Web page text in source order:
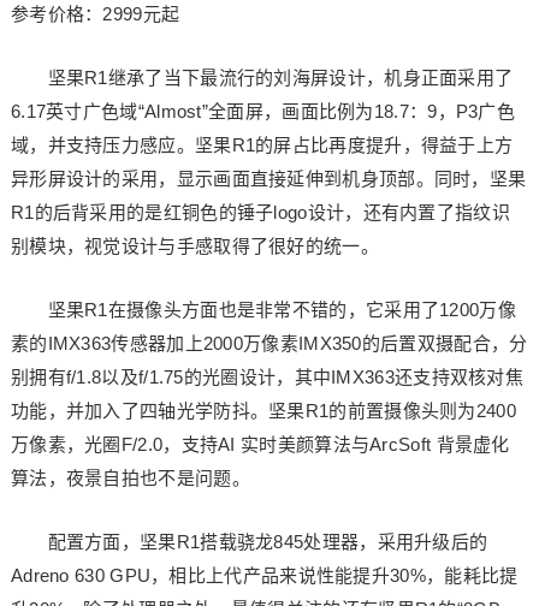
参考价格：2999元起
坚果R1继承了当下最流行的刘海屏设计，机身正面采用了
6.17英寸广色域“Almost”全面屏，画面比例为18.7：9，P3广色
域，并支持压力感应。坚果R1的屏占比再度提升，得益于上方
异形屏设计的采用，显示画面直接延伸到机身顶部。同时，坚果
R1的后背采用的是红铜色的锤子logo设计，还有内置了指纹识
别模块，视觉设计与手感取得了很好的统一。
坚果R1在摄像头方面也是非常不错的，它采用了1200万像
素的IMX363传感器加上2000万像素IMX350的后置双摄配合，分
别拥有f/1.8以及f/1.75的光圈设计，其中IMX363还支持双核对焦
功能，并加入了四轴光学防抖。坚果R1的前置摄像头则为2400
万像素，光圈F/2.0，支持AI 实时美颜算法与ArcSoft 背景虚化
算法，夜景自拍也不是问题。
配置方面，坚果R1搭载骁龙845处理器，采用升级后的
Adreno 630 GPU，相比上代产品来说性能提升30%，能耗比提